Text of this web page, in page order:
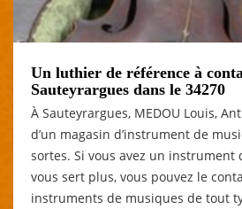
Un luthier de référence à
Sauteyrargues dans le 34270
À Sauteyrargues, MEDOU Louis,
d’un magasin d’instrument de
sortes. Si vous avez un instrument
vous sert plus, vous pouvez le
instruments de musiques de tout